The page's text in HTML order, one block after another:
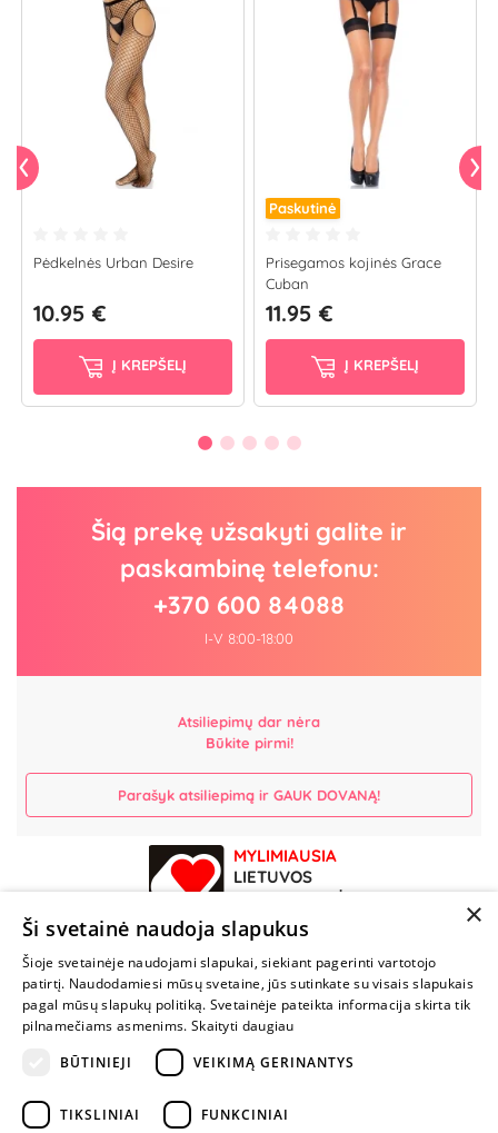
Pėdkelnės Urban Desire
10.95 €
Į KREPŠELĮ
Paskutinė
Prisegamos kojinės Grace
Cuban
11.95 €
Į KREPŠELĮ
Šią prekę užsakyti galite ir
paskambinę telefonu:
+370 600 84088
I-V 8:00-18:00
Atsiliepimų dar nėra
Būkite pirmi!
Parašyk atsiliepimą ir GAUK DOVANĄ!
MYLIMIAUSIA
LIETUVOS
ELEKTRONINĖ
PARDUOTUVĖ
NENUSTOK
ŽAISTI
+370 600 84088
info@fantazijos.lt
×
Ši svetainė naudoja slapukus
Šioje svetainėje naudojami slapukai, siekiant pagerinti vartotojo
patirtį. Naudodamiesi mūsų svetaine, jūs sutinkate su visais slapukais
pagal mūsų slapukų politiką. Svetainėje pateikta informacija skirta tik
pilnamečiams asmenims. Skaityti daugiau
BŪTINIEJI
VEIKIMĄ GERINANTYS
TIKSLINIAI FUNKCINIAI